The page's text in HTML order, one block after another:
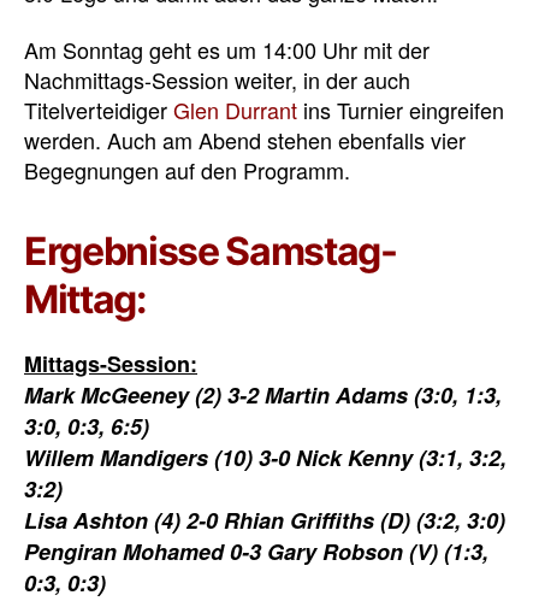
Am Sonntag geht es um 14:00 Uhr mit der
Nachmittags-Session weiter, in der auch
TitelverteidigerGlen Durrant ins Turnier eingreifen
werden. Auch am Abend stehen ebenfalls vier
Begegnungen auf den Programm.
Ergebnisse Samstag-
Mittag:
Mittags-Session:
Mark McGeeney (2) 3-2 Martin Adams (3:0, 1:3,
3:0, 0:3, 6:5)
Willem Mandigers (10) 3-0 Nick Kenny (3:1, 3:2,
3:2)
Lisa Ashton (4) 2-0 Rhian Griffiths (D) (3:2, 3:0)
Pengiran Mohamed 0-3 Gary Robson (V) (1:3,
0:3, 0:3)